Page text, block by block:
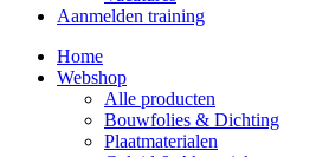
Aanmelden training
Home
Webshop
Alle producten
Bouwfolies & Dichting
Plaatmaterialen